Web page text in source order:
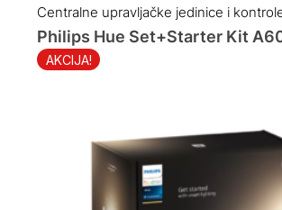
Centralne upravljačke jedinice i
AKCIJA!
Philips Hue Set+Starter Kit